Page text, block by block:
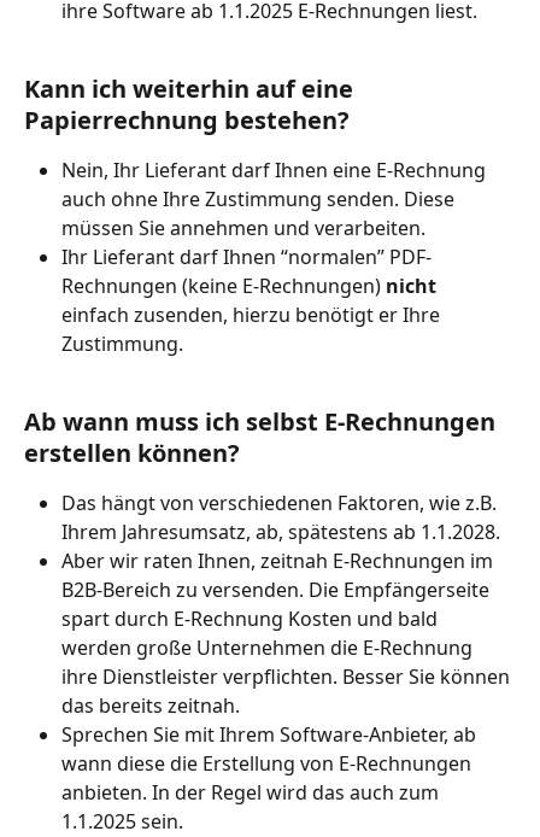
ihre Software ab 1.1.2025 E-Rechnungen liest.
Kann ich weiterhin auf eine
Papierrechnung bestehen?
Nein, Ihr Lieferant darf Ihnen eine E-Rechnung
auch ohne Ihre Zustimmung senden. Diese
müssen Sie annehmen und verarbeiten.
Ihr Lieferant darf Ihnen “normalen” PDF-
Rechnungen (keine E-Rechnungen) nicht
einfach zusenden, hierzu benötigt er Ihre
Zustimmung.
Ab wann muss ich selbst E-Rechnungen
erstellen können?
Das hängt von verschiedenen Faktoren, wie z.B.
Ihrem Jahresumsatz, ab, spätestens ab 1.1.2028.
Aber wir raten Ihnen, zeitnah E-Rechnungen im
B2B-Bereich zu versenden. Die Empfängerseite
spart durch E-Rechnung Kosten und bald
werden große Unternehmen die E-Rechnung
ihre Dienstleister verpflichten. Besser Sie können
das bereits zeitnah.
Sprechen Sie mit Ihrem Software-Anbieter, ab
wann diese die Erstellung von E-Rechnungen
anbieten. In der Regel wird das auch zum
1.1.2025 sein.